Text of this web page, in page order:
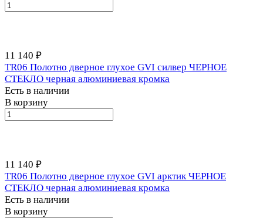
11 140 ₽
TR06 Полотно дверное глухое GVI силвер ЧЕРНОЕ
СТЕКЛО черная алюминиевая кромка
Есть в наличии
В корзину
11 140 ₽
TR06 Полотно дверное глухое GVI арктик ЧЕРНОЕ
СТЕКЛО черная алюминиевая кромка
Есть в наличии
В корзину